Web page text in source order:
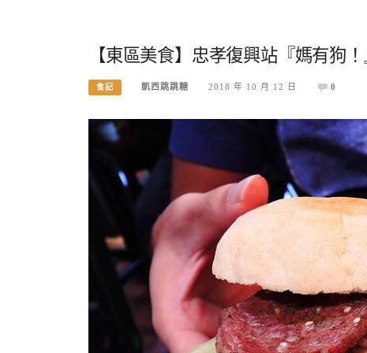
【東區美食】忠孝復興站『媽有狗
食記 凱西跳跳糖 2018 年 10 月 12 日 0